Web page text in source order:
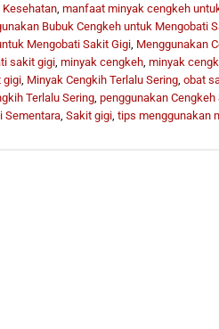
, manfaat minyak cengkeh
Bubuk Cengkeh untuk Mengobati
Mengobati Sakit Gigi, Menggunakan
sakit gigi, minyak cengkeh, minyak
gigi, Minyak Cengkih Terlalu Sering, obat
Terlalu Sering, penggunakan
Sementara, Sakit gigi, tips menggunakan